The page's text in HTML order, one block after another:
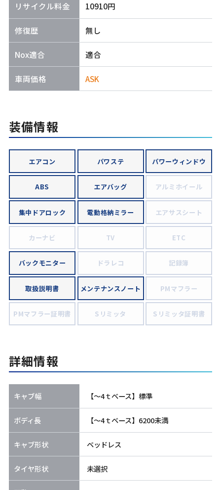
リサイクル料金 10910円
修復歴 無し
Nox適合 適合
車両価格 ASK
装備情報
エアコン パワステ パワーウィンドウ
ABS エアバッグ アルミホイール
集中ドアロック 電動格納ミラー エアサスシート
カーナビ TV ETC
バックモニター ドラレコ 記録簿
取扱説明書 メンテナンスノート PMマフラー
PMマフラー証明書 Sリミッタ Sリミッタ証明書
詳細情報
キャブ幅 【～4ｔベース】標準
ボディ長 【～4ｔベース】6200未満
キャブ形状 ベッドレス
タイヤ形状 未選択